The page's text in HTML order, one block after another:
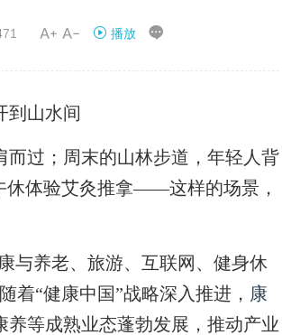
 播放 
到山水间
过；周末的山林步道，年轻人背
休体验艾灸推拿——这样的场景，
养老、旅游、互联网、健身休
着“健康中国”战略深入推进， 康
等成熟业态蓬勃发展，推动产业